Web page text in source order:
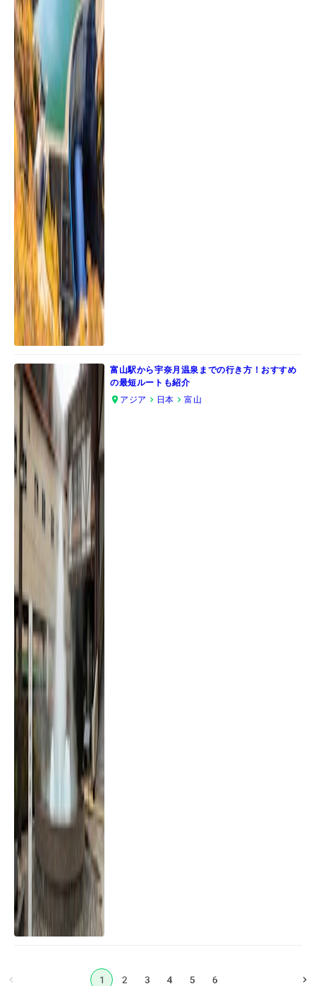
富山駅から宇奈月温泉までの行き方！おすすめ
の最短ルートも紹介
アジア
日本 富山
1 2 3 4 5 6